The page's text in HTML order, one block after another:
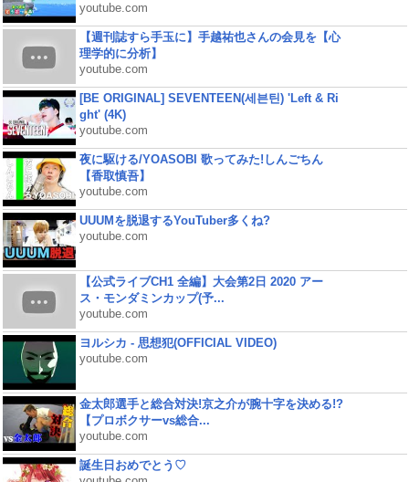
youtube.com
【週刊誌すら手玉に】手越祐也さんの会見を【心
理学的に分析】
youtube.com
[BE ORIGINAL] SEVENTEEN(세븐틴) 'Left & Ri
ght' (4K)
youtube.com
夜に駆ける/YOASOBI 歌ってみた!しんごちん
【香取慎吾】
youtube.com
UUUMを脱退するYouTuber多くね?
youtube.com
【公式ライブCH1 全編】大会第2日 2020 アー
ス・モンダミンカップ(予...
youtube.com
ヨルシカ - 思想犯(OFFICIAL VIDEO)
youtube.com
金太郎選手と総合対決!京之介が腕十字を決める!?
【プロボクサーvs総合...
youtube.com
誕生日おめでとう♡